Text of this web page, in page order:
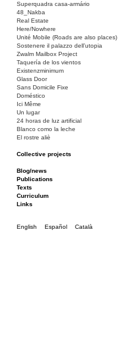
Superquadra casa-armário
48_Nakba
Real Estate
Here/Nowhere
Unité Mobile (Roads are also places)
Sostenere il palazzo dell’utopia
Zwalm Mailbox Project
Taquería de los vientos
Existenzminimum
Glass Door
Sans Domicile Fixe
Doméstico
Ici Même
Un lugar
24 horas de luz artificial
Blanco como la leche
El rostre aliè
Collective projects
Ciza Muzej
Roulotte
Canòdrom/Canòdrom
ON Prat
Rieres/Rambles
Blog/news
Publications
Texts
Curriculum
Links
English Español Català